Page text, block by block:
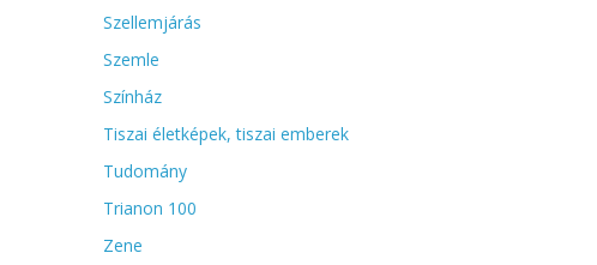
Szellemjárás
Szemle
Színház
Tiszai életképek, tiszai emberek
Tudomány
Trianon 100
Zene